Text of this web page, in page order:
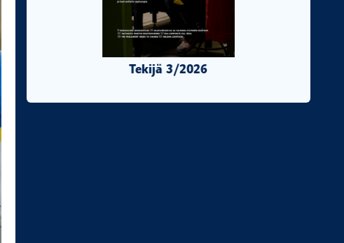
Tekijä 3/2026